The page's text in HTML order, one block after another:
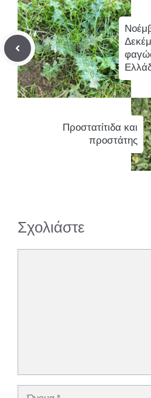
Προστατίτιδα και
προστάτης
Σχολιάστε
Όνομα